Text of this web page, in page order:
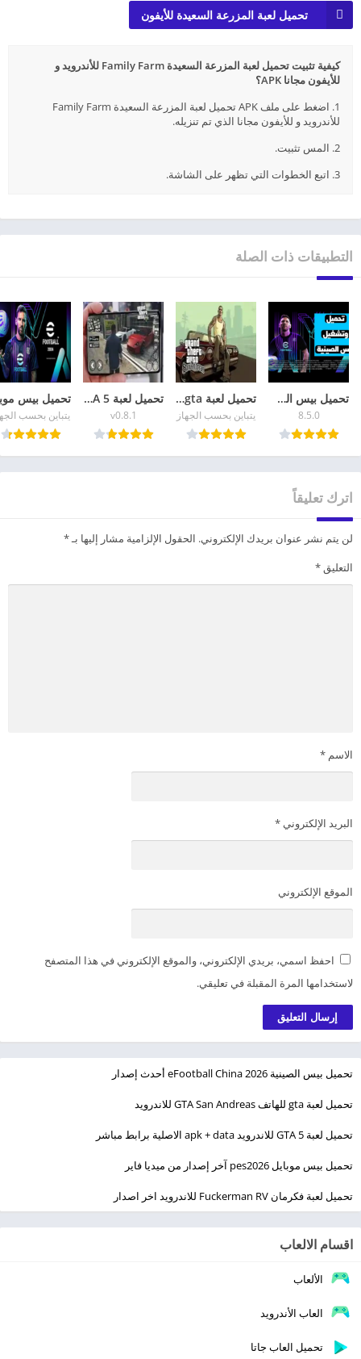
تحميل لعبة المزرعة السعيدة للأيفون
كيفية تثبيت تحميل لعبة المزرعة السعيدة Family Farm للأندرويد و
للأيفون مجانا APK؟
1. اضغط على ملف APK تحميل لعبة المزرعة السعيدة Family Farm
للأندرويد و للأيفون مجانا الذي تم تنزيله.
2. المس تثبيت.
3. اتبع الخطوات التي تظهر على الشاشة.
التطبيقات ذات الصلة
تحميل بيس الصينية eFootball China 2026 أحدث إصدار
8.5.0
تحميل لعبة gta للهاتف GTA San Andreas للاندرويد
يتباين بحسب الجهاز
تحميل لعبة GTA 5 للاندرويد apk + data الاصلية برابط مباشر
v0.8.1 يتباين بحسب
اترك تعليقاً
لن يتم نشر عنوان بريدك الإلكتروني. الحقول الإلزامية مشار إليها بـ*
التعليق *
الاسم *
البريد الإلكتروني *
الموقع الإلكتروني
احفظ اسمي، بريدي الإلكتروني، والموقع الإلكتروني في هذا المتصفح
لاستخدامها المرة المقبلة في تعليقي.
تحميل بيس الصينية eFootball China 2026 أحدث إصدار
تحميل لعبة gta للهاتف GTA San Andreas للاندرويد
تحميل لعبة GTA 5 للاندرويد apk + data الاصلية برابط مباشر
تحميل بيس موبايل pes2026 آخر إصدار من ميديا فاير
تحميل لعبة فكرمان Fuckerman RV للاندرويد اخر اصدار
اقسام الالعاب
الألعاب
العاب الأندرويد
تحميل العاب جاتا